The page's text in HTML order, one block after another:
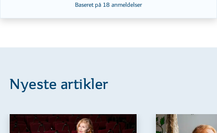
Baseret på 18 anmeldelser
Nyeste artikler